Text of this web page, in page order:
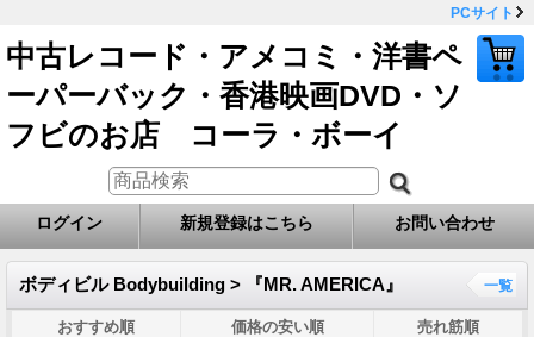
PCサイト
中古レコード・アメコミ・洋書ペ
ーパーバック・香港映画DVD・ソ
フビのお店 コーラ・ボーイ
ログイン 新規登録はこちら お問い合わせ
ボディビル Bodybuilding > 『MR. AMERICA』 一覧
おすすめ順 価格の安い順 売れ筋順